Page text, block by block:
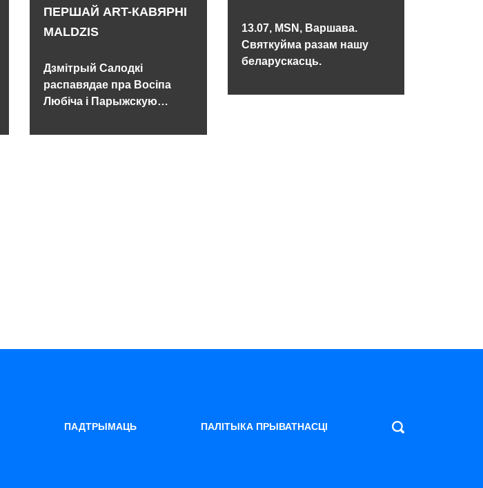
ПЕРШАЙ ART-КАВЯРНІ
MALDZIS
Дзмітрый Салодкі
распавядае пра Восіпа
Любіча і Парыжскую
13.07, MSN, Варшава.
Святкуйма разам нашу
беларускасць.
ПАДТРЫМАЦЬ ПАЛІТЫКА ПРЫВАТНАСЦІ